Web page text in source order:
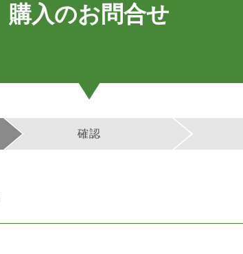
購入のお問合せ
確認